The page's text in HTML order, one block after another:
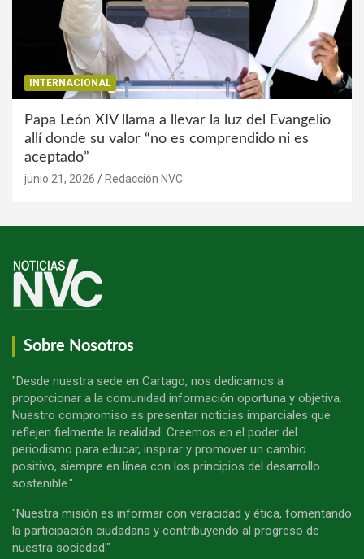
INTERNACIONAL
Papa León XIV llama a llevar la luz del Evangelio
allí donde su valor “no es comprendido ni es
aceptado”
junio 21, 2026 Redacción NVC
Sobre Nosotros
"Desde nuestra sede en Cartago, nos dedicamos a
proporcionar a la comunidad información oportuna y objetiva.
Nuestro compromiso es presentar noticias imparciales que
reflejen fielmente la realidad. Creemos en el poder del
periodismo para educar, inspirar y promover un cambio
positivo, siempre en línea con los principios del desarrollo
sostenible."
"Nuestra misión es informar con veracidad y ética, fomentando
la participación ciudadana y contribuyendo al progreso de
nuestra sociedad."